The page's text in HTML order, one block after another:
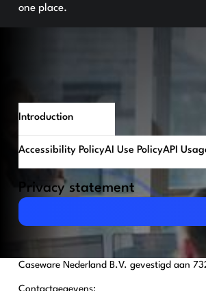
one place.
Introduction
Accessibility PolicyAI Use PolicyAPI
Privacy statement
Download PDF
Caseware Nederland B.V. gevestigd aan
Contactgegevens: